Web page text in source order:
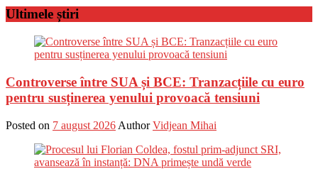
Ultimele știri
Controverse între SUA și BCE: Tranzacțiile cu euro
pentru susținerea yenului provoacă tensiuni
Posted on 7 august 2026 Author Vidjean Mihai